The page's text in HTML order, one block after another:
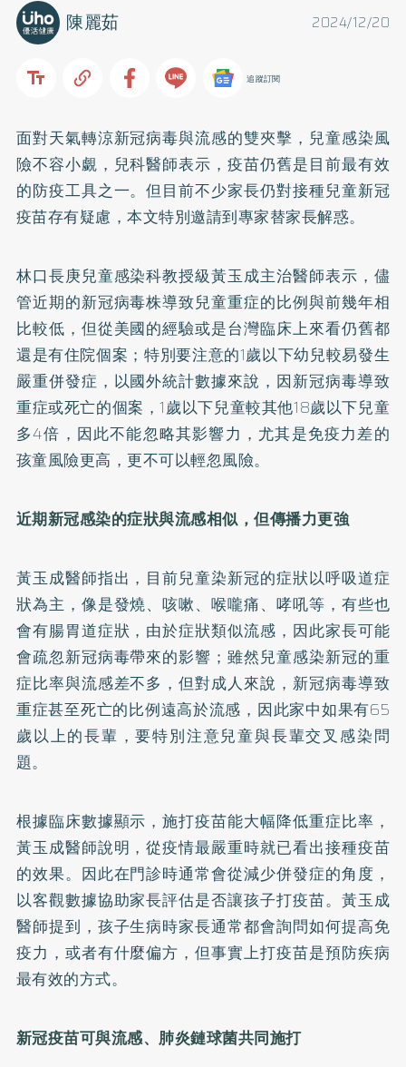
2024/12/20
陳麗茹
追蹤訂閱
面對天氣轉涼新冠病毒與流感的雙夾擊，兒童感染風
險不容小覷，兒科醫師表示，疫苗仍舊是目前最有效
的防疫工具之一。但目前不少家長仍對接種兒童新冠
疫苗存有疑慮，本文特別邀請到專家替家長解惑。
林口長庚兒童感染科教授級黃玉成主治醫師表示，儘
管近期的新冠病毒株導致兒童重症的比例與前幾年相
比較低，但從美國的經驗或是台灣臨床上來看仍舊都
還是有住院個案；特別要注意的1歲以下幼兒較易發生
嚴重併發症，以國外統計數據來說，因新冠病毒導致
重症或死亡的個案，1歲以下兒童較其他18歲以下兒童
多4倍，因此不能忽略其影響力，尤其是免疫力差的
孩童風險更高，更不可以輕忽風險。
近期新冠感染的症狀與流感相似，但傳播力更強
黃玉成醫師指出，目前兒童染新冠的症狀以呼吸道症
狀為主，像是發燒、咳嗽、喉嚨痛、哮吼等，有些也
會有腸胃道症狀，由於症狀類似流感，因此家長可能
會疏忽新冠病毒帶來的影響；雖然兒童感染新冠的重
症比率與流感差不多，但對成人來說，新冠病毒導致
重症甚至死亡的比例遠高於流感，因此家中如果有65
歲以上的長輩，要特別注意兒童與長輩交叉感染問
題。
根據臨床數據顯示，施打疫苗能大幅降低重症比率，
黃玉成醫師說明，從疫情最嚴重時就已看出接種疫苗
的效果。因此在門診時通常會從減少併發症的角度，
以客觀數據協助家長評估是否讓孩子打疫苗。黃玉成
醫師提到，孩子生病時家長通常都會詢問如何提高免
疫力，或者有什麼偏方，但事實上打疫苗是預防疾病
最有效的方式。
新冠疫苗可與流感、肺炎鏈球菌共同施打